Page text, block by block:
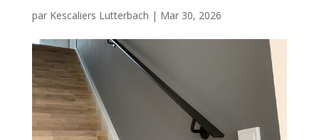
par Kescaliers Lutterbach | Mar 30, 2026